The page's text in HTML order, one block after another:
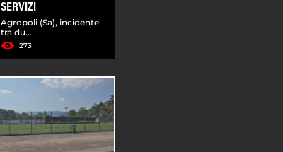
SERVIZI
Agropoli (Sa), incidente
tra du...
273